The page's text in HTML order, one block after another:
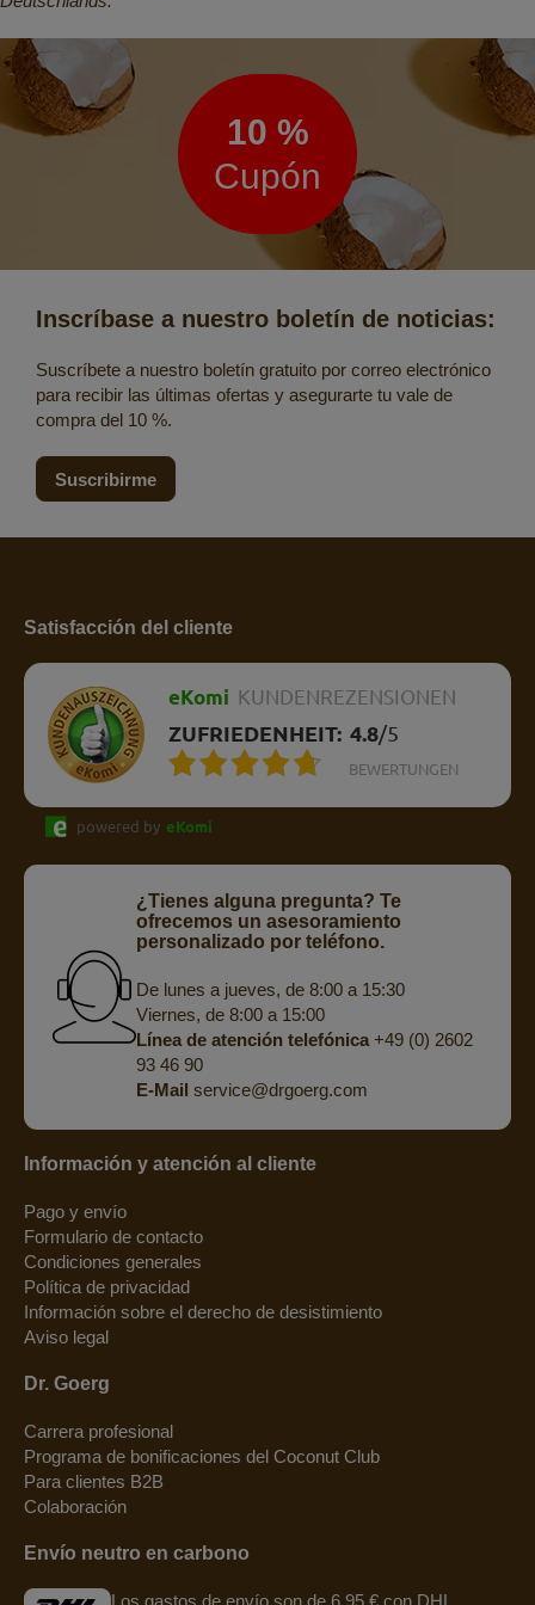
Boletín
de
noticias
10 %
Cupón
Inscríbase a nuestro boletín de noticias:
Suscríbete a nuestro boletín gratuito por correo electrónico
para recibir las últimas ofertas y asegurarte tu vale de
compra del 10 %.
Suscribirme
Satisfacción del cliente
eKomi KUNDENREZENSIONEN
ZUFRIEDENHEIT: 4.8/5
BEWERTUNGEN
powered by eKomi
¿Tienes alguna pregunta? Te
ofrecemos un asesoramiento
personalizado por teléfono.
De lunes a jueves, de 8:00 a 15:30
Viernes, de 8:00 a 15:00
Línea de atención telefónica+49 (0) 2602
93 46 90
E-Mail service@drgoerg.com
Información y atención al cliente
Pago y envío
Formulario de contacto
Condiciones generales
Política de privacidad
Información sobre el derecho de desistimiento
Aviso legal
Dr. Goerg
Carrera profesional
Programa de bonificaciones del Coconut Club
Para clientes B2B
Colaboración
Envío neutro en carbono
Los gastos de envío son de 6,95 € con DHL.